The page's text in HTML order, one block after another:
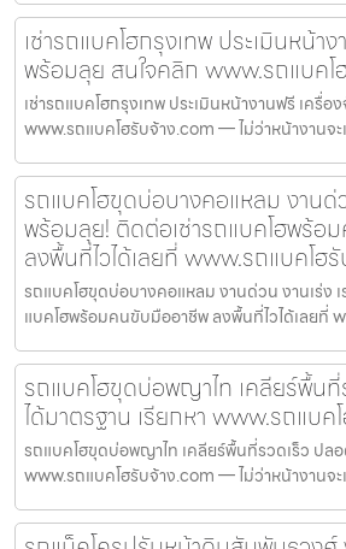
เช่ารถแบคโฮกรุงเทพ ประเมินหน้า
พร้อมลุย สนใจคลิก www.รถแบคโ
เช่ารถแบคโฮกรุงเทพ ประเมินหน้างานฟรี เครื่
www.รถแบคโฮรับจ้าง.com — ไม่ว่าหน้างานจ
รถแบคโฮขุดบ่อบางคอแหลม งานด่ว
พร้อมลุย! ติดต่อเช่ารถแบคโฮพร้อ
ลงพื้นที่ไวได้เลยที่ www.รถแบคโฮ
รถแบคโฮขุดบ่อบางคอแหลม งานด่วน งานเร่ง
แบคโฮพร้อมคนขับมืออาชีพ ลงพื้นที่ไวได้เลยที่
รถแบคโฮขุดบ่อพญาไท เคลียร์พื้น
ได้มาตรฐาน เรียกหา www.รถแบค
รถแบคโฮขุดบ่อพญาไท เคลียร์พื้นที่รวดเร็ว ปล
www.รถแบคโฮรับจ้าง.com — ไม่ว่าหน้างานจ